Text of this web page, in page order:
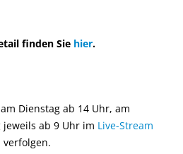
finden Sie hier.
Dienstag ab 14 Uhr, am
ab 9 Uhr im Live-Stream
verfolgen.